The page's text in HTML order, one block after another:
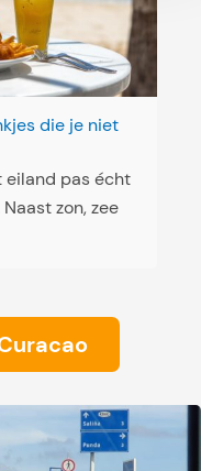
die je niet
eiland pas écht
zon, zee